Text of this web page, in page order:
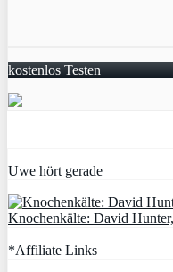
kostenlos Testen
Uwe hört gerade
Knochenkälte: David
*Affiliate Links